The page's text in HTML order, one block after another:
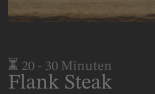
20 - 30 Minuten
Flank Steak